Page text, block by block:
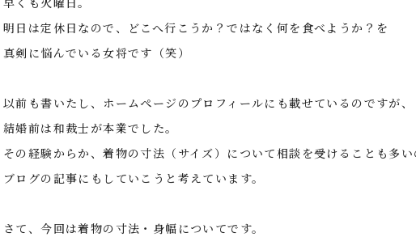
明日は定休日なので、どこへ行こうか？ではなく何を食べようか？を
真剣に悩んでいる女将です（笑）
以前も書いたし、ホームぺージのプロフィールにも載せているのですが、
結婚前は和裁士が本業でした。
その経験からか、着物の寸法（サイズ）について相談を受けることも多
ブログの記事にもしていこうと考えています。
さて、今回は着物の寸法・身幅についてです。